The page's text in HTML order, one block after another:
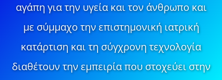
αγάπη για την υγεία και τον άνθρωπο και
με σύμμαχο την επιστημονική ιατρική
κατάρτιση και τη σύγχρονη τεχνολογία
διαθέτουν την εμπειρία που στοχεύει στην